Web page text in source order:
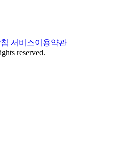
서비스이용약관
reserved.